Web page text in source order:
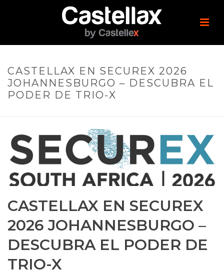
CASTELLAX EN SECUREX 2026
JOHANNESBURGO – DESCUBRA EL
PODER DE TRIO-X
CASTELLAX EN SECUREX
2026 JOHANNESBURGO –
DESCUBRA EL PODER DE
TRIO-X